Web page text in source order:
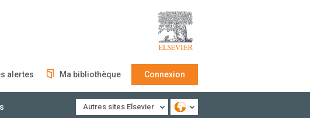
alertes Ma bibliothèque Connexion
Autres sites Elsevier